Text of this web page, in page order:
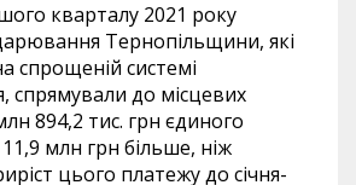
кварталу 2021 року
Тернопільщини, які
спрощеній системі
спрямували до місцевих
894,2 тис. грн єдиного
млн грн більше, ніж
цього платежу до січня-